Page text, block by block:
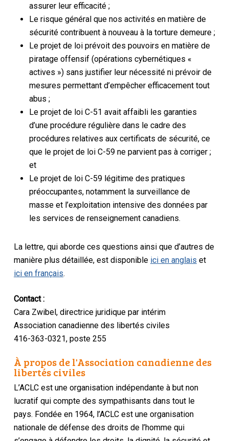
assurer leur efficacité ;
Le risque général que nos activités en matière de
sécurité contribuent à nouveau à la torture demeure ;
Le projet de loi prévoit des pouvoirs en matière de
piratage offensif (opérations cybernétiques «
actives ») sans justifier leur nécessité ni prévoir de
mesures permettant d’empêcher efficacement tout
abus ;
Le projet de loi C-51 avait affaibli les garanties
d’une procédure régulière dans le cadre des
procédures relatives aux certificats de sécurité, ce
que le projet de loi C-59 ne parvient pas à corriger ;
et
Le projet de loi C-59 légitime des pratiques
préoccupantes, notamment la surveillance de
masse et l’exploitation intensive des données par
les services de renseignement canadiens.
La lettre, qui aborde ces questions ainsi que d’autres de
manière plus détaillée, est disponible ici en anglais et
ici en français.
Contact :
Cara Zwibel, directrice juridique par intérim
Association canadienne des libertés civiles
416-363-0321, poste 255
À propos de l'Association canadienne des
libertés civiles
L’ACLC est une organisation indépendante à but non
lucratif qui compte des sympathisants dans tout le
pays. Fondée en 1964, l’ACLC est une organisation
nationale de défense des droits de l’homme qui